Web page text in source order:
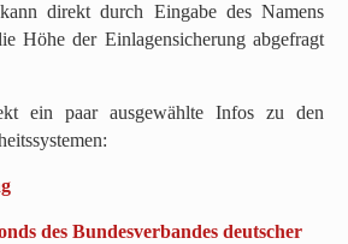
direkt durch Eingabe des Namens
Höhe der Einlagensicherung abgefragt
ein paar ausgewählte Infos zu den
des Bundesverbandes deutscher